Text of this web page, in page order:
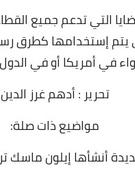
التي تدعم جميع
يتم إستخدامها كطرق
في أمريكا أو في
تحرير : أدهم غرز الدين
مواضيع ذات صلة:
أنشأها إيلون ماسك